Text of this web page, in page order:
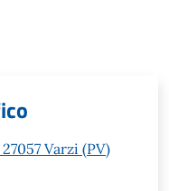
Varzi (PV)